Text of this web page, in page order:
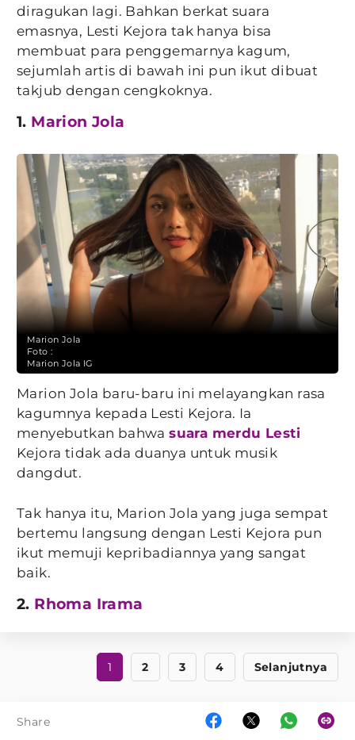
diragukan lagi. Bahkan berkat suara
emasnya, Lesti Kejora tak hanya bisa
membuat para penggemarnya kagum,
sejumlah artis di bawah ini pun ikut dibuat
takjub dengan cengkoknya.
1. Marion Jola
Marion Jola
Foto :
Marion Jola IG
Marion Jola baru-baru ini melayangkan rasa
kagumnya kepada Lesti Kejora. Ia
menyebutkan bahwasuara merdu Lesti
Kejora tidak ada duanya untuk musik
dangdut.
Tak hanya itu, Marion Jola yang juga sempat
bertemu langsung dengan Lesti Kejora pun
ikut memuji kepribadiannya yang sangat
baik.
2. Rhoma Irama
1 2 3 4 Selanjutnya
Share